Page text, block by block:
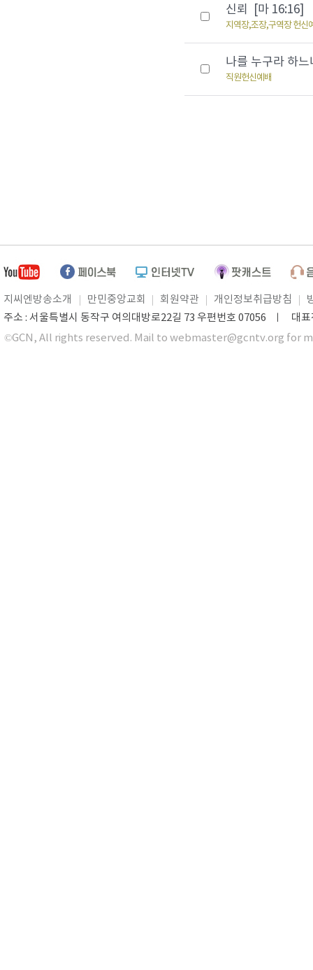
신뢰 [마 16:16]
지역장,조장,구역장 헌신
나를 누구라 하
직원헌신예배
지씨엔방송소개 만민중앙교회 회원약관 개인정보취급방침
주소 : 서울특별시 동작구 여의대방로22길 73 우편번호 07056 ㅣ 대
©GCN, All rights reserved. Mail to webmaster@gcntv.org for